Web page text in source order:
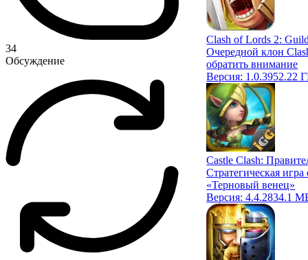
34
Обсуждение
Clash of Lords 2:
Очередной клон
обратить внимание
Версия: 1.0.3952.22
Castle Clash:
Стратегическая
«Терновый венец»
Версия: 4.4.2834.1